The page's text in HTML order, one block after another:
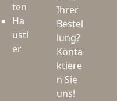
ten
Ha
usti
er
Ihrer
Bestel
lung?
Konta
ktiere
n Sie
uns!